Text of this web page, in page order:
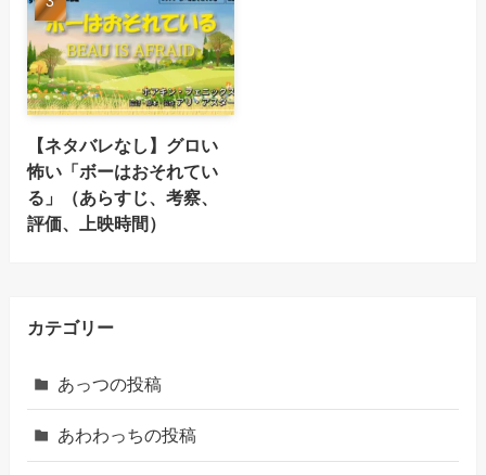
【ネタバレなし】グロい
怖い「ボーはおそれてい
る」（あらすじ、考察、
評価、上映時間）
カテゴリー
あっつの投稿
あわわっちの投稿